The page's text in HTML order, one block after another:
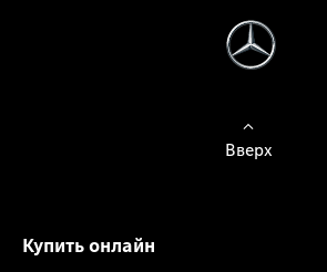
Вверх
Купить онлайн